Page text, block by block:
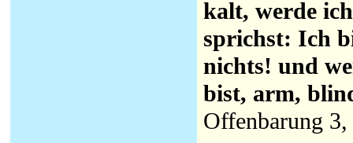
kalt, werde
sprichst: Ich
nichts! und
bist, arm,
Offenbarung